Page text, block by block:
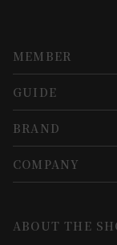
MEMBER
マイページ
新規会員登録
会員規約について
GUIDE
お買い物ガイド
会員登録について
お支払方法について
BRAND
コンセプト
webカタログ
COMPANY
ABOUT THE